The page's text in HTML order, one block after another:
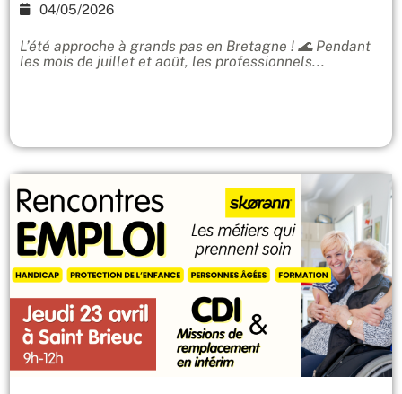
04/05/2026
L’été approche à grands pas en Bretagne ! 🌊 Pendant
les mois de juillet et août, les professionnels...